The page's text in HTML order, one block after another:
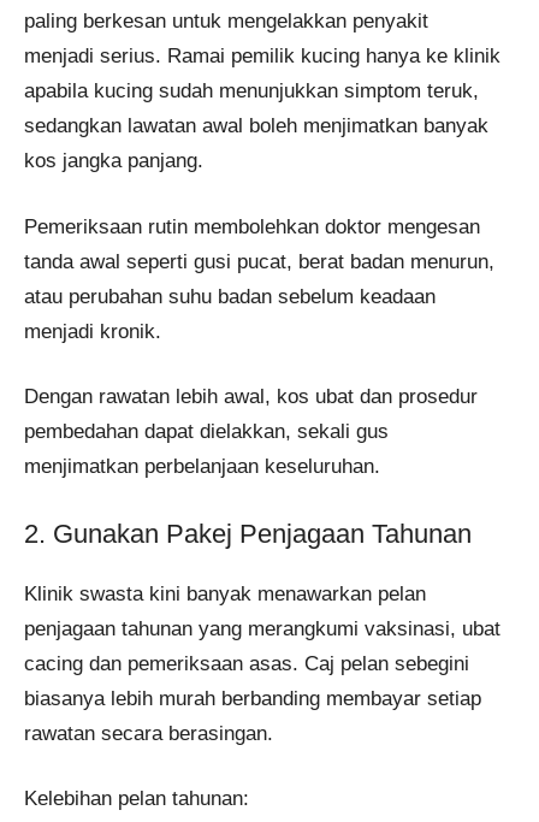
paling berkesan untuk mengelakkan penyakit
menjadi serius. Ramai pemilik kucing hanya ke klinik
apabila kucing sudah menunjukkan simptom teruk,
sedangkan lawatan awal boleh menjimatkan banyak
kos jangka panjang.
Pemeriksaan rutin membolehkan doktor mengesan
tanda awal seperti gusi pucat, berat badan menurun,
atau perubahan suhu badan sebelum keadaan
menjadi kronik.
Dengan rawatan lebih awal, kos ubat dan prosedur
pembedahan dapat dielakkan, sekali gus
menjimatkan perbelanjaan keseluruhan.
2. Gunakan Pakej Penjagaan Tahunan
Klinik swasta kini banyak menawarkan pelan
penjagaan tahunan yang merangkumi vaksinasi, ubat
cacing dan pemeriksaan asas. Caj pelan sebegini
biasanya lebih murah berbanding membayar setiap
rawatan secara berasingan.
Kelebihan pelan tahunan: